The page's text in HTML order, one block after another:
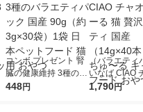
コンボ プレゼント 腎
臓の健康維持 3種のバ
ラエティパック 国産
448円
（バラエティ
いなば CIAO
ちゅーる 猫
1,790円